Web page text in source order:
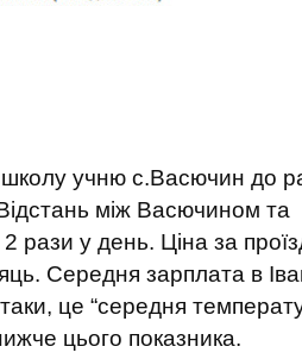
учню с.Васючин до
між Васючином та
рази у день. Ціна за
Середня зарплата в
це “середня
цього показника.